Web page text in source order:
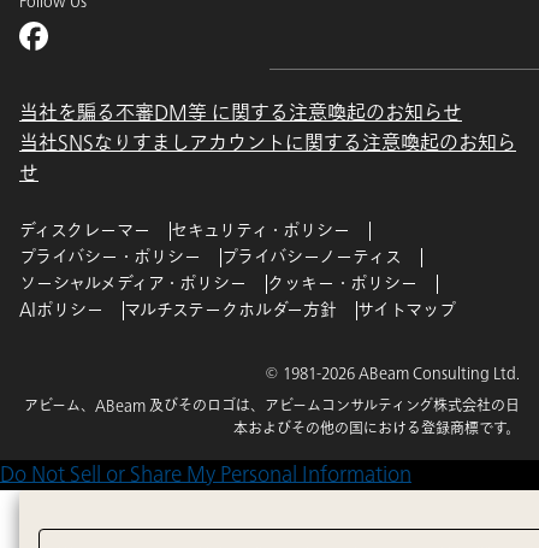
当社を騙る不審DM等 に関する注意喚起のお知らせ
当社SNSなりすましアカウントに関する注意喚起のお知ら
せ
ディスクレーマー
セキュリティ・ポリシー
プライバシー・ポリシー
プライバシーノーティス
ソーシャルメディア・ポリシー
クッキー・ポリシー
AIポリシー
マルチステークホルダー方針 サイトマップ
© 1981-2026 ABeam Consulting Ltd.
アビーム、ABeam 及びそのロゴは、アビームコンサルティング株式会社の日
本およびその他の国における登録商標です。
Do Not Sell or Share My Personal Information